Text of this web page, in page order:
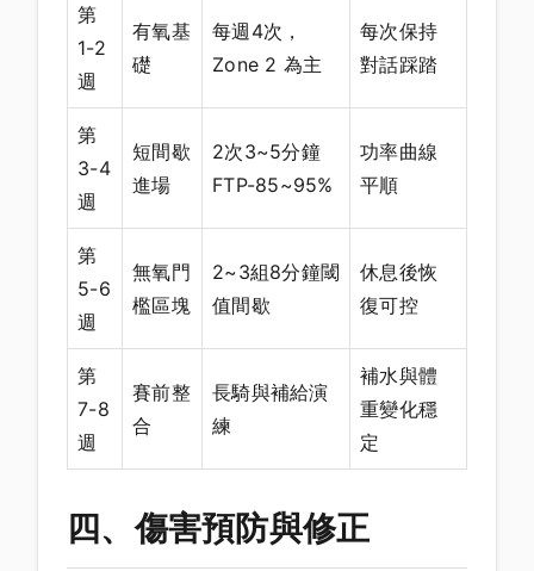
第
1-2
週
有氧基
礎
每週4次，
Zone 2 為主
每次保持
對話踩踏
第
3-4
週
短間歇
進場
2次3~5分鐘
FTP-85~95%
功率曲線
平順
第
5-6
週
無氧門
檻區塊
2~3組8分鐘閾
值間歇
休息後恢
復可控
第
7-8
週
賽前整
合
長騎與補給演
練
補水與體
重變化穩
定
四、傷害預防與修正